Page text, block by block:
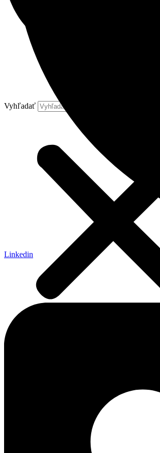
Vyhľadať
Linkedin